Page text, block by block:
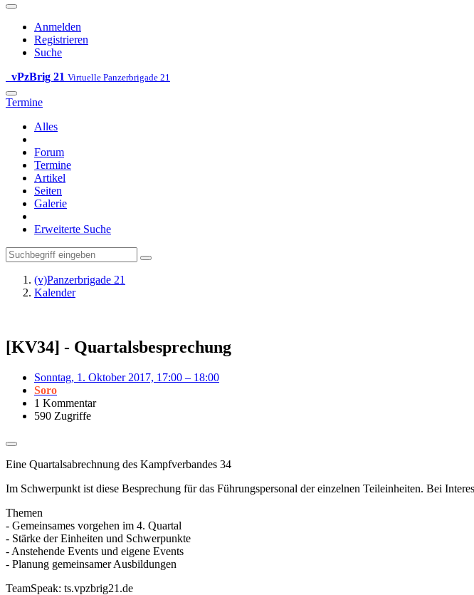
Anmelden
Registrieren
Suche
vPzBrig 21 Virtuelle Panzerbrigade 21
Termine
Alles
Forum
Termine
Artikel
Seiten
Galerie
Erweiterte Suche
(v)Panzerbrigade 21
Kalender
[KV34] - Quartalsbesprechung
Sonntag, 1. Oktober 2017, 17:00 – 18:00
Soro
1 Kommentar
590 Zugriffe
Eine Quartalsabrechnung des Kampfverbandes 34
Im Schwerpunkt ist diese Besprechung für das Führungspersonal der einzelnen Teileinheiten. Bei
Themen
- Gemeinsames vorgehen im 4. Quartal
- Stärke der Einheiten und Schwerpunkte
- Anstehende Events und eigene Events
- Planung gemeinsamer Ausbildungen
TeamSpeak: ts.vpzbrig21.de